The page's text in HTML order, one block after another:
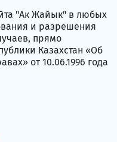
"Ак Жайык" в любых
и разрешения
прямо
Казахстан «Об
от 10.06.1996 года